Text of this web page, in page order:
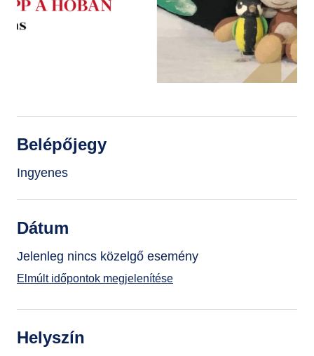
Belépőjegy
Ingyenes
Dátum
Jelenleg nincs közelgő esemény
Elmúlt időpontok megjelenítése
Helyszín